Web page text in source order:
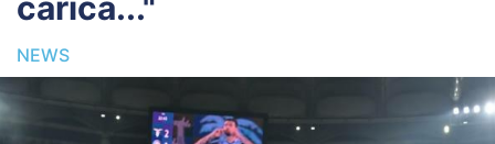
Editoriale
Pagelle
Settore Giovanile
NEWS